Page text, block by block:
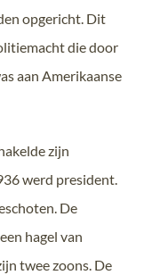
opgericht. Dit
die door
aan Amerikaanse
zijn
werd president.
De
hagel van
twee zoons. De